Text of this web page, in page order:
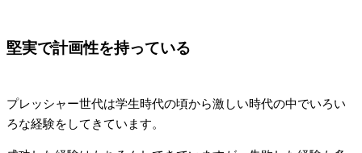
堅実で計画性を持っている
プレッシャー世代は学生時代の頃から激しい時代の中でいろい
ろな経験をしてきています。